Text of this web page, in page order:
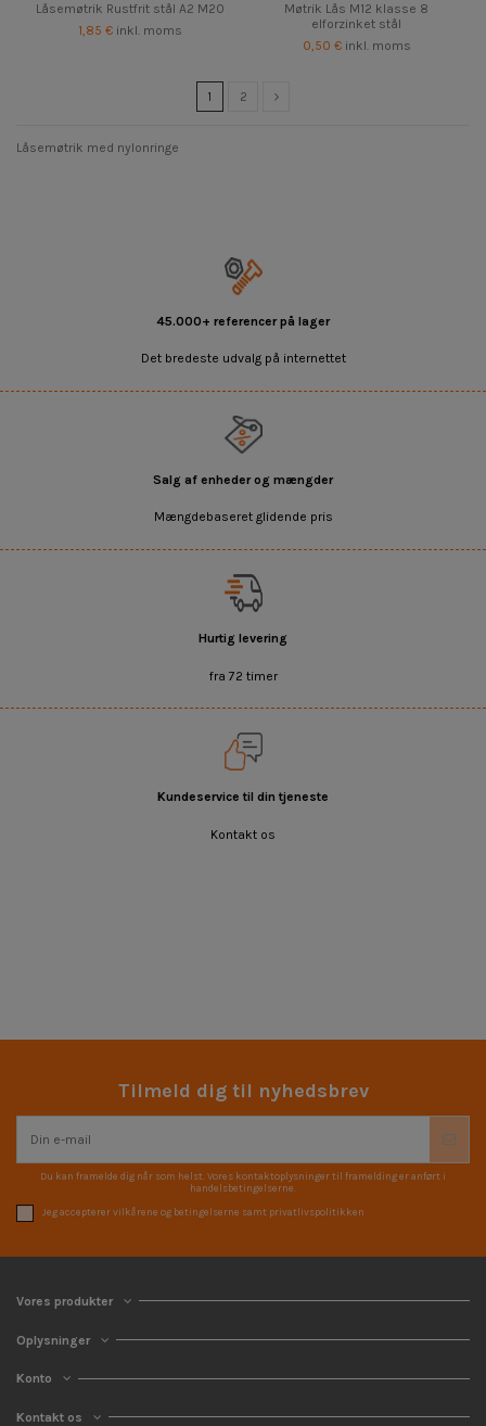
Låsemøtrik Rustfrit stål A2 M20
1,85 € inkl. moms
Møtrik Lås M12 klasse 8
elforzinket stål
0,50 € inkl. moms
1 2
Låsemøtrik med nylonringe
45.000+ referencer på lager
Det bredeste udvalg på internettet
Salg af enheder og mængder
Mængdebaseret glidende pris
Hurtig levering
fra 72 timer
Kundeservice til din tjeneste
Kontakt os
Tilmeld dig til nyhedsbrev
Du kan framelde dig når som helst. Vores kontaktoplysninger til framelding er anført i
handelsbetingelserne.
Jeg accepterer vilkårene og betingelserne samt privatlivspolitikken
Vores produkter
Oplysninger
Konto
Kontakt os